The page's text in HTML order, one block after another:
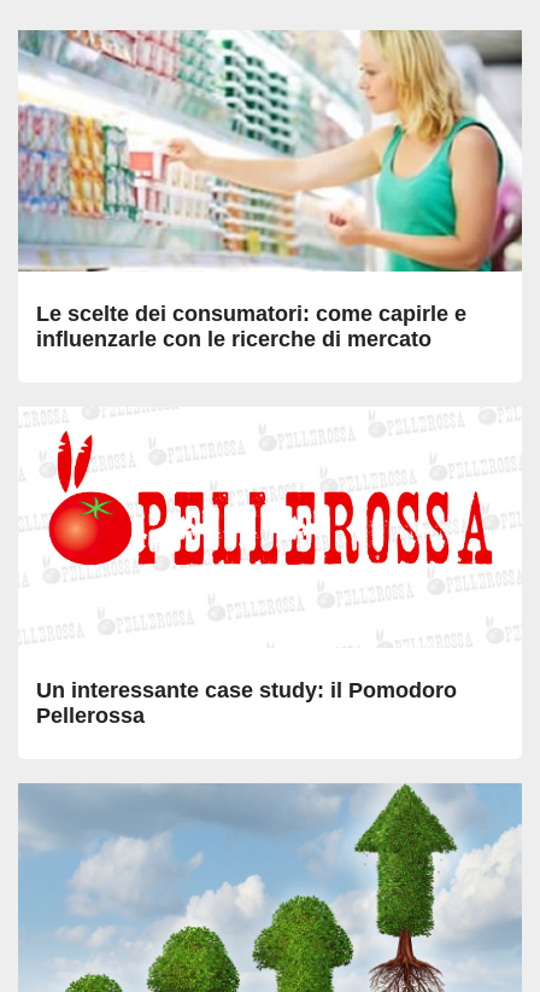
Le scelte dei consumatori: come capirle e
influenzarle con le ricerche di mercato
Un interessante case study: il Pomodoro
Pellerossa